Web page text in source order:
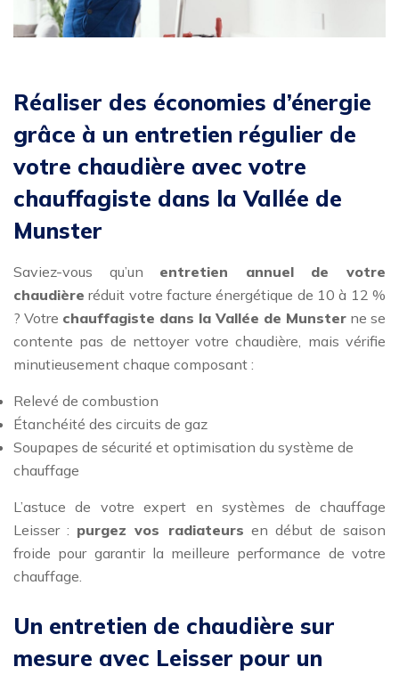
Réaliser des économies d’énergie
grâce à un entretien régulier de
votre chaudière avec votre
chauffagiste dans la Vallée de
Munster
Saviez-vous qu’un entretien annuel de votre
chaudière réduit votre facture énergétique de 10 à 12 %
? Votre chauffagiste dans la Vallée de Munster ne se
contente pas de nettoyer votre chaudière, mais vérifie
minutieusement chaque composant :
Relevé de combustion
Étanchéité des circuits de gaz
Soupapes de sécurité et optimisation du système de
chauffage
L’astuce de votre expert en systèmes de chauffage
Leisser : purgez vos radiateurs en début de saison
froide pour garantir la meilleure performance de votre
chauffage.
Un entretien de chaudière sur
mesure avec Leisser pour un